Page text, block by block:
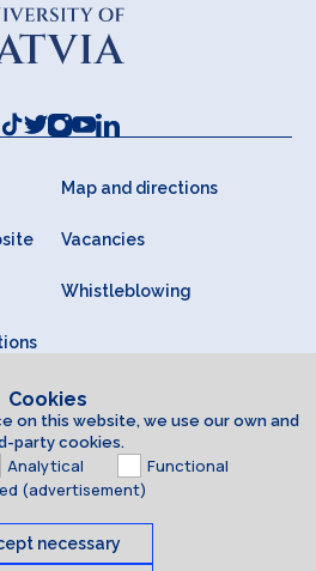
Map and directions
Vacancies
Whistleblowing
Cookies
on this website, we use our own and
party cookies.
Analytical
Functional
(advertisement)
necessary